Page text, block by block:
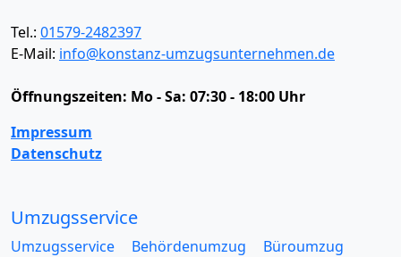
Tel.: 01579-2482397
E-Mail: info@konstanz-umzugsunternehmen.de
Öffnungszeiten: Mo - Sa: 07:30 - 18:00 Uhr
Impressum
Datenschutz
Umzugsservice
Umzugsservice Behördenumzug
Büroumzug